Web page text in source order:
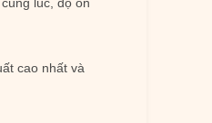
cao nhất và